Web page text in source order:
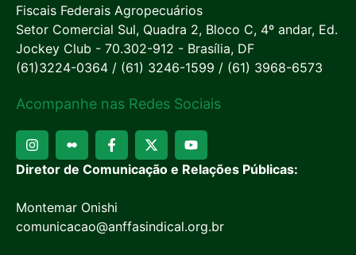
Fiscais Federais Agropecuários
Setor Comercial Sul, Quadra 2, Bloco C, 4º andar, Ed.
Jockey Club - 70.302-912 - Brasília, DF
(61)3224-0364 / (61) 3246-1599 / (61) 3968-6573
Acompanhe nas Redes Sociais
Diretor de Comunicação e Relações Públicas:
Montemar Onishi
comunicacao@anffasindical.org.br